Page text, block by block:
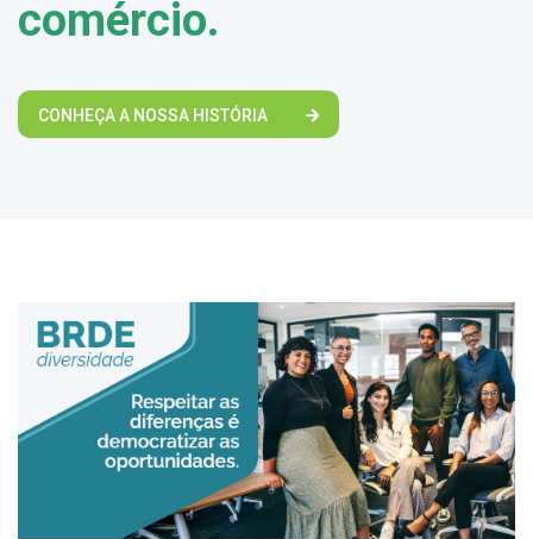
comércio.
CONHEÇA A NOSSA HISTÓRIA